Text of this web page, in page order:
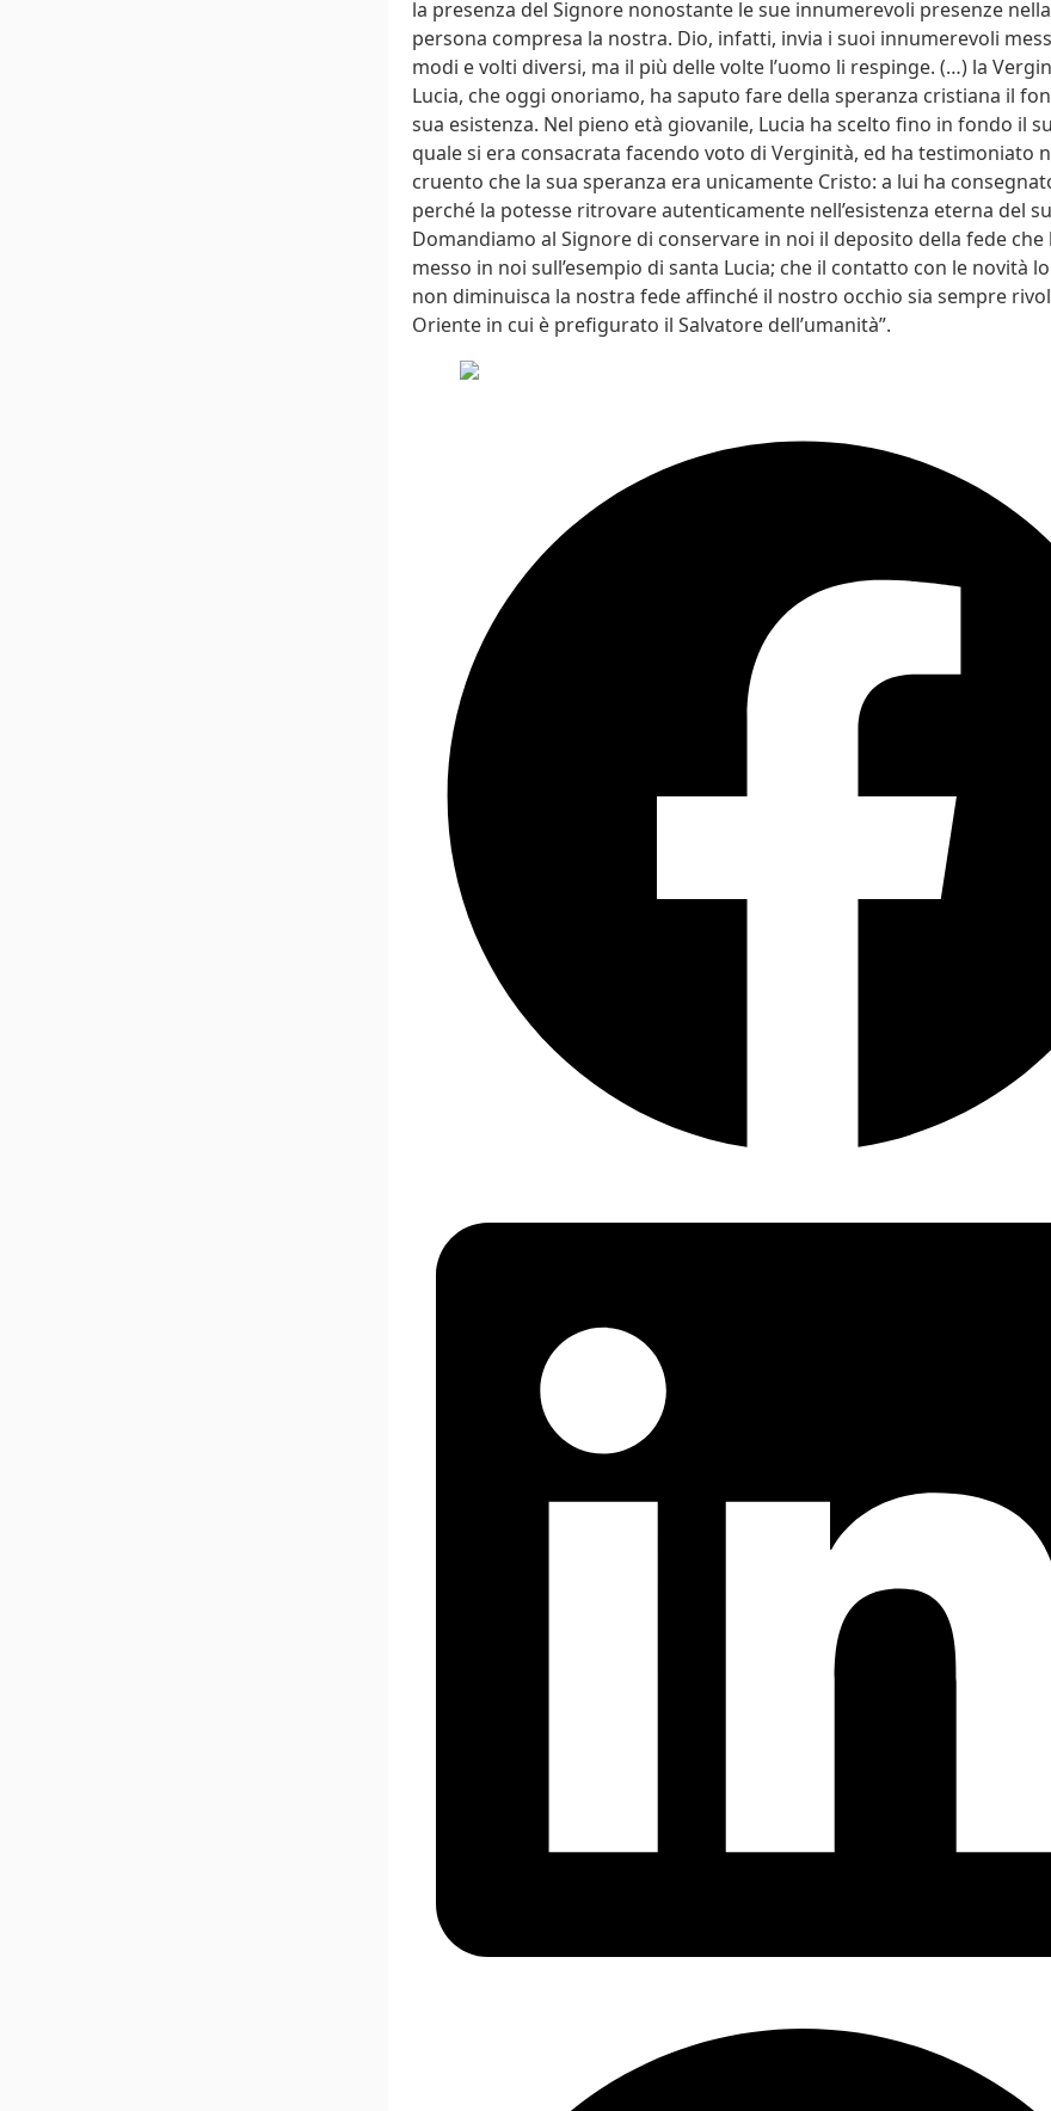
la presenza del Signore nonostante le sue innumerevoli presenze
persona compresa la nostra. Dio, infatti, invia i suoi innumerevoli
modi e volti diversi, ma il più delle volte l’uomo li respinge. (…) la
Lucia, che oggi onoriamo, ha saputo fare della speranza cristiana il
sua esistenza. Nel pieno età giovanile, Lucia ha scelto fino in fondo il
quale si era consacrata facendo voto di Verginità, ed ha testimoniato
cruento che la sua speranza era unicamente Cristo: a lui ha
perché la potesse ritrovare autenticamente nell’esistenza eterna del
Domandiamo al Signore di conservare in noi il deposito della fede che
messo in noi sull’esempio di santa Lucia; che il contatto con le novità
non diminuisca la nostra fede affinché il nostro occhio sia sempre
Oriente in cui è prefigurato il Salvatore dell’umanità”.